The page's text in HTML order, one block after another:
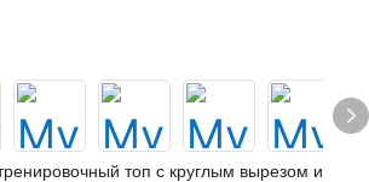
топ с круглым вырезом и